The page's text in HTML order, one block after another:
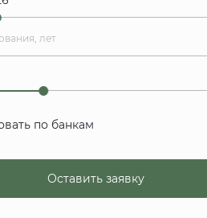
лет
по банкам
Оставить заявку